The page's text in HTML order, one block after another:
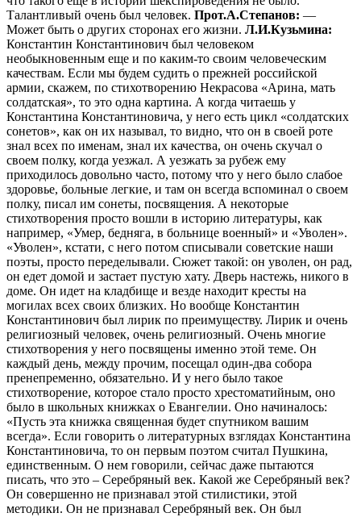
Талантливый очень был человек. Прот.А.Степанов: —
Может быть о других сторонах его жизни. Л.И.Кузьмина:
Константин Константинович был человеком
необыкновенным еще и по каким-то своим человеческим
качествам. Если мы будем судить о прежней российской
армии, скажем, по стихотворению Некрасова «Арина, мать
солдатская», то это одна картина. А когда читаешь у
Константина Константиновича, у него есть цикл «солдатских
сонетов», как он их называл, то видно, что он в своей роте
знал всех по именам, знал их качества, он очень скучал о
своем полку, когда уезжал. А уезжать за рубеж ему
приходилось довольно часто, потому что у него было слабое
здоровье, больные легкие, и там он всегда вспоминал о своем
полку, писал им сонеты, посвящения. А некоторые
стихотворения просто вошли в историю литературы, как
например, «Умер, бедняга, в больнице военный» и «Уволен».
«Уволен», кстати, с него потом списывали советские наши
поэты, просто переделывали. Сюжет такой: он уволен, он рад,
он едет домой и застает пустую хату. Дверь настежь, никого в
доме. Он идет на кладбище и везде находит кресты на
могилах всех своих близких. Но вообще Константин
Константинович был лирик по преимуществу. Лирик и очень
религиозный человек, очень религиозный. Очень многие
стихотворения у него посвящены именно этой теме. Он
каждый день, между прочим, посещал один-два собора
пренепременно, обязательно. И у него было такое
стихотворение, которое стало просто хрестоматийным, оно
было в школьных книжках о Евангелии. Оно начиналось:
«Пусть эта книжка священная будет спутником вашим
всегда». Если говорить о литературных взглядах Константина
Константиновича, то он первым поэтом считал Пушкина,
единственным. О нем говорили, сейчас даже пытаются
писать, что это – Серебряный век. Какой же Серебряный век?
Он совершенно не признавал этой стилистики, этой
методики. Он не признавал Серебряный век. Он был